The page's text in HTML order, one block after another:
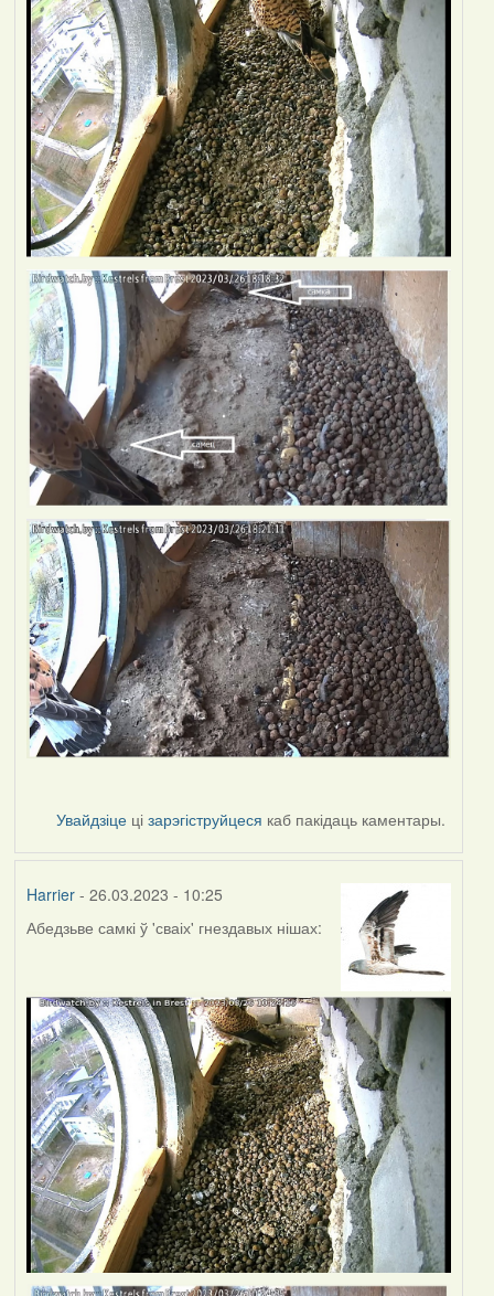
Увайдзіце цізарэгіструйцеся каб пакідаць каментары.
Harrier- 26.03.2023 - 10:25
Абедзьве самкі ў 'сваіх' гнездавых нішах: